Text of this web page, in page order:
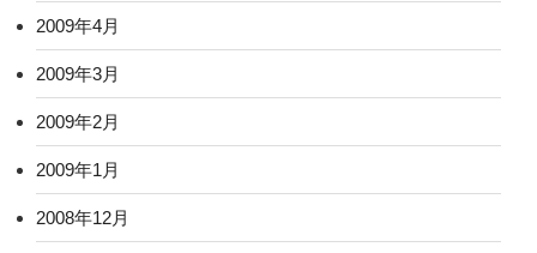
2009年4月
2009年3月
2009年2月
2009年1月
2008年12月